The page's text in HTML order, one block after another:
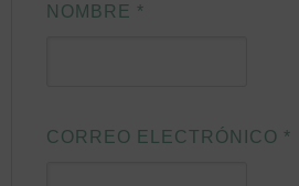
NOMBRE *
CORREO ELECTRÓNICO *